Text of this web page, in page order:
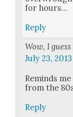
for hours…
Reply
Wow, I guess
July 23,
Reminds
from the
Reply